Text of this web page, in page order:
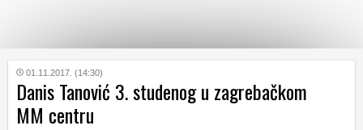
KATEGORIJE
HRVATSKI
01.11.2017. (14:30)
Danis Tanović 3. studenog u zagrebačkom
MM centru